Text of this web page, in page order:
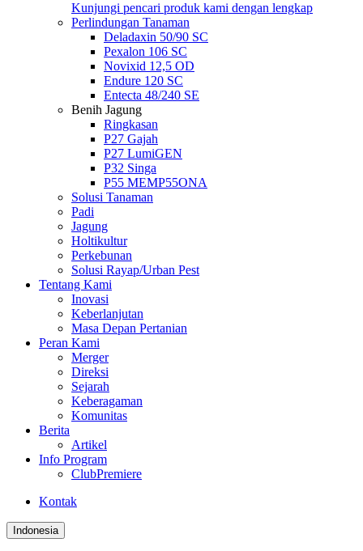
Kunjungi pencari produk kami dengan lengkap
Perlindungan Tanaman
Deladaxin 50/90 SC
Pexalon 106 SC
Novixid 12,5 OD
Endure 120 SC
Entecta 48/240 SE
Benih Jagung
Ringkasan
P27 Gajah
P27 LumiGEN
P32 Singa
P55 MEMP55ONA
Solusi Tanaman
Padi
Jagung
Holtikultur
Perkebunan
Solusi Rayap/Urban Pest
Tentang Kami
Inovasi
Keberlanjutan
Masa Depan Pertanian
Peran Kami
Merger
Direksi
Sejarah
Keberagaman
Komunitas
Berita
Artikel
Info Program
ClubPremiere
Kontak
Indonesia